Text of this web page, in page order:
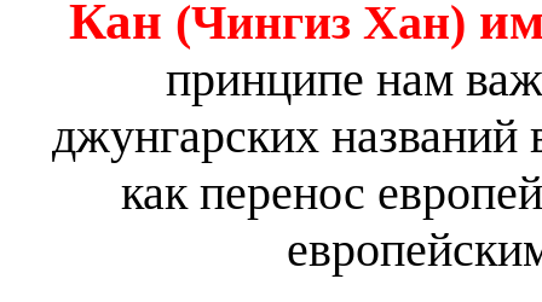
Кан (Чингиз Хан)
принципе нам
джунгарских названий
как перенос